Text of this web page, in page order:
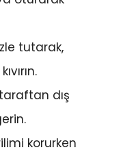
tutarak,
dış
korurken